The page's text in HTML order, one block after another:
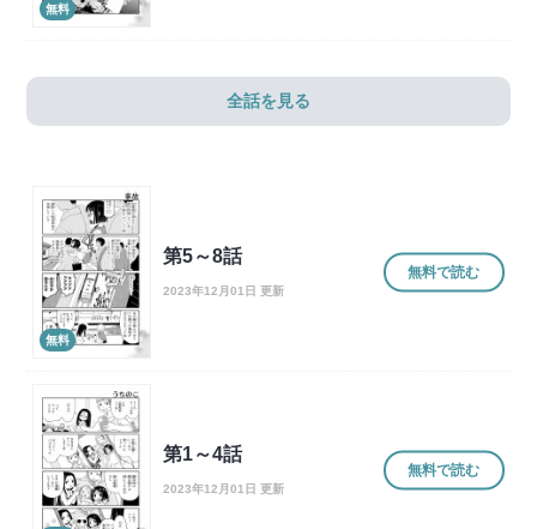
無料
全話を見る
無料
第5～8話
2023年12月01日 更新
無料で読む
第1～4話
2023年12月01日 更新
無料で読む